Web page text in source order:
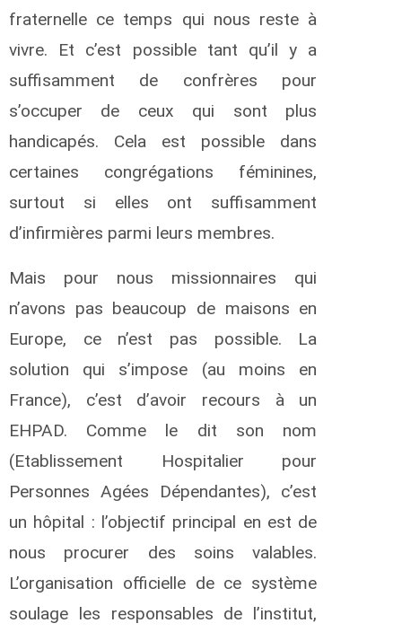
fraternelle ce temps qui nous reste à
vivre. Et c’est possible tant qu’il y a
suffisamment de confrères pour
s’occuper de ceux qui sont plus
handicapés. Cela est possible dans
certaines congrégations féminines,
surtout si elles ont suffisamment
d’infirmières parmi leurs membres.
Mais pour nous missionnaires qui
n’avons pas beaucoup de maisons en
Europe, ce n’est pas possible. La
solution qui s’impose (au moins en
France), c’est d’avoir recours à un
EHPAD. Comme le dit son nom
(Etablissement Hospitalier pour
Personnes Agées Dépendantes), c’est
un hôpital : l’objectif principal en est de
nous procurer des soins valables.
L’organisation officielle de ce système
soulage les responsables de l’institut,